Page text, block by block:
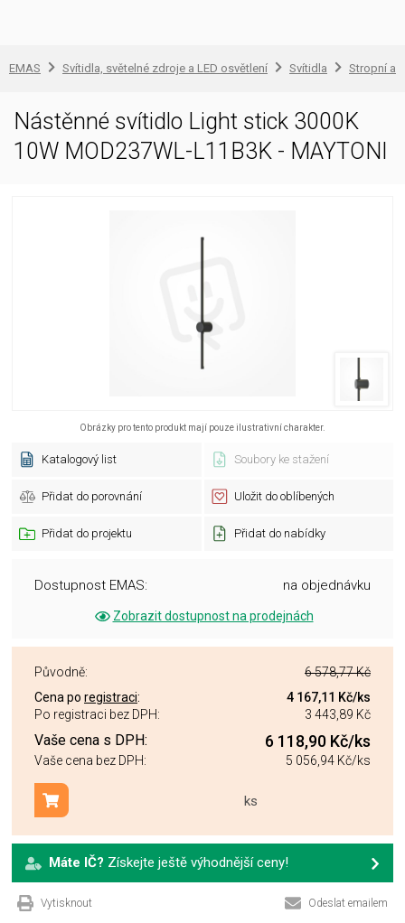
EMAS Svítidla, světelné zdroje a LED osvětlení Svítidla Stropní a
Nástěnné svítidlo Light stick 3000K
10W MOD237WL-L11B3K - MAYTONI
Obrázky pro tento produkt mají pouze ilustrativní charakter.
Katalogový list Soubory ke stažení
Přidat do porovnání Uložit do oblíbených
Přidat do projektu Přidat do nabídky
Dostupnost EMAS: na objednávku
Zobrazit dostupnost na prodejnách
Původně:
6 578,77 Kč
Cena po registraci: 4 167,11 Kč/ks
Po registraci bez DPH:
3 443,89 Kč
Vaše cena s DPH: 6 118,90 Kč/ks
Vaše cena bez DPH: 5 056,94 Kč/ks
ks
Přidat do košíku
Máte IČ? Získejte ještě výhodnější ceny!
Vytisknout Odeslat emailem